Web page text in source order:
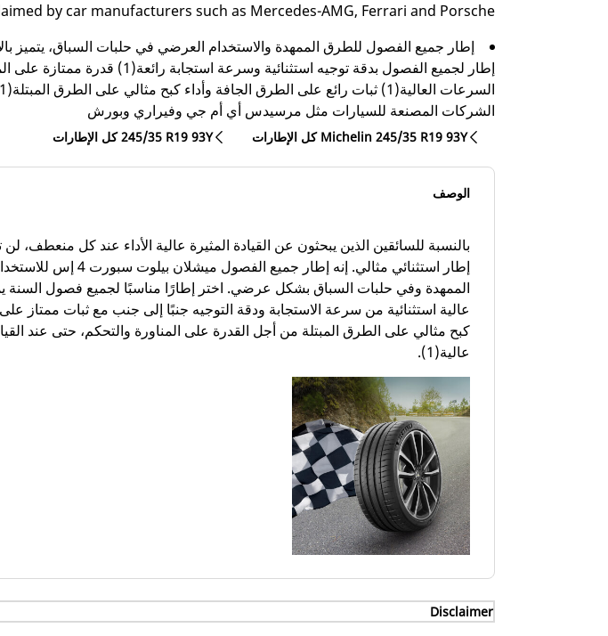
by car manufacturers such as Mercedes-AMG, Ferrari and Porsche
إطار جميع الفصول للطرق الممهدة والاستخدام العرضي في حلبات السباق، يتميز
إطار لجميع الفصول بدقة توجيه استثنائية وسرعة
الشركات المصنعة للسيارات مثل مرسيدس أي أم جي وفيراري وبورش
كل الإطارات Michelin 245/35 R19 93Y كل الإطارات‎ 245/35 R19 93Y
الوصف
بالنسبة للسائقين الذين يبحثون عن القيادة المثيرة عالية الأداء عند كل منعطف،
إطار استثنائي مثالي. إنه إطار جميع
الممهدة وفي حلبات السباق بشكل عرضي. اختر إطارًا مناسبًا لجميع فصول السنة
عالية استثنائية من سرعة الاستجابة ودقة التوجيه جنبًا إلى جنب مع ثبات ممتاز
كبح مثالي على الطرق المبتلة من أجل القدرة على المناورة والتحكم، حتى عند
عالية(1).
Disclaimer